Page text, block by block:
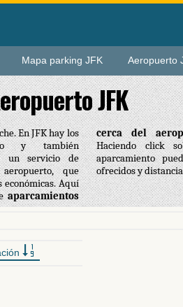
Mapa parking JFK Aeropuerto
JFK
En JFK hay los
y también
un servicio de
que
aparcamientos
cerca del
Haciendo click
aparcamiento
ofrecidos y